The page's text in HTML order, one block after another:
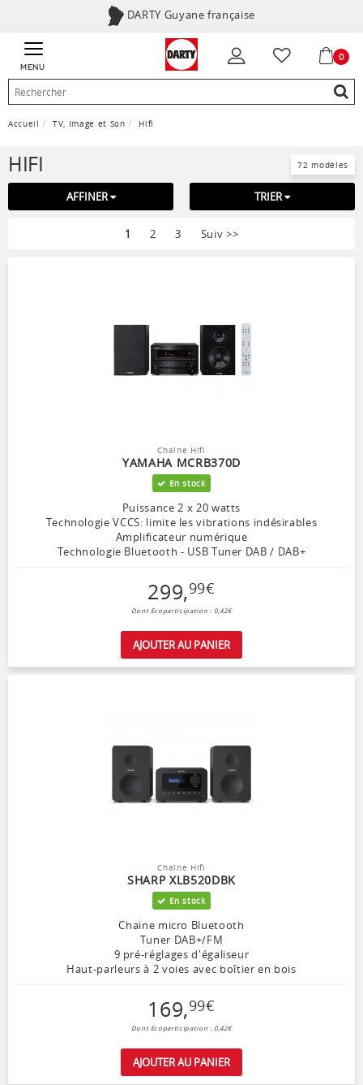
DARTY Guyane française
MENU
0
Accueil TV, Image et Son Hifi
HIFI 72 modèles
AFFINER TRIER
1 2 3 Suiv >>
Chaîne Hifi
YAMAHA MCRB370D
En stock
Puissance 2 x 20 watts
Technologie VCCS: limite les vibrations indésirables
Amplificateur numérique
Technologie Bluetooth - USB Tuner DAB / DAB+
299,99€
Dont Ecoparticipation : 0,42€
AJOUTER AU PANIER
Chaîne Hifi
SHARP XLB520DBK
En stock
Chaine micro Bluetooth
Tuner DAB+/FM
9 pré-réglages d'égaliseur
Haut-parleurs à 2 voies avec boîtier en bois
169,99€
Dont Ecoparticipation : 0,42€
AJOUTER AU PANIER